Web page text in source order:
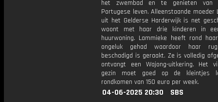
het zwembad en te genieten van
Portugese leven. Alleenstaande moeder
uit het Gelderse Harderwijk is net
woont met haar drie kinderen in
huurwoning. Lammieke heeft rond
ongeluk gehad waardoor haar
beschadigd is geraakt. Ze is volledig
ontvangt een Wajong-uitkering. Het
gezin moet goed op de kleintjes
rondkomen van 150 euro per week.
04-06-2025 20:30
SBS